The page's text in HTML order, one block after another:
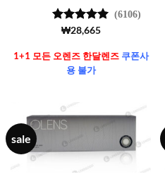
5 중에서
가됨
(6106)
₩28,665
1+1 모든 오렌즈 한달렌즈쿠폰사
용 불가
sale